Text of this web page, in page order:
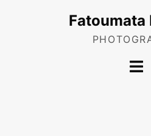
Fatoumata